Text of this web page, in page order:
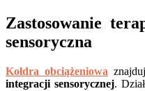
Zastosowanie
sensoryczna
Kołdra obciążeniowa
integracji sensorycznej.